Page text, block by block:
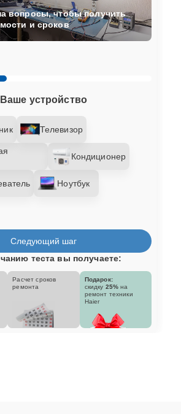
устройство
Телевизор
Кондиционер
Ноутбук
вопросы, чтобы получить
и сроков
Следующий шаг
теста вы получаете:
Расчет сроков
ремонта
Подарок:
скидку 25% на
ремонт техники
Haier